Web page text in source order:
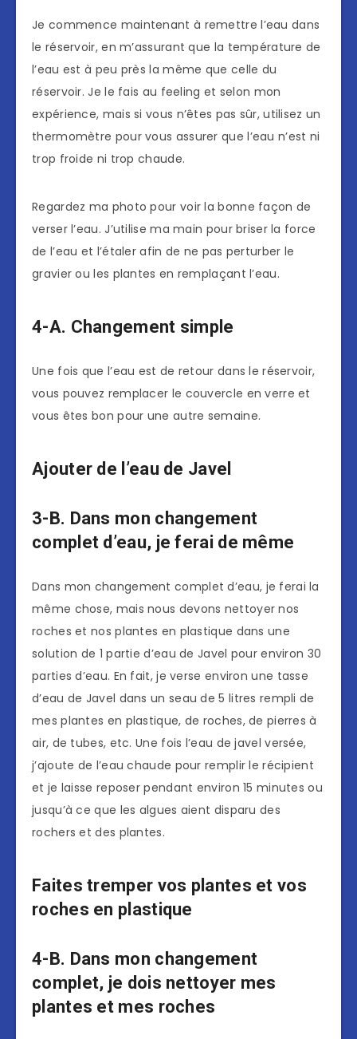
Je commence maintenant à remettre l’eau dans
le réservoir, en m’assurant que la température de
l’eau est à peu près la même que celle du
réservoir. Je le fais au feeling et selon mon
expérience, mais si vous n’êtes pas sûr, utilisez un
thermomètre pour vous assurer que l’eau n’est ni
trop froide ni trop chaude.
Regardez ma photo pour voir la bonne façon de
verser l’eau. J’utilise ma main pour briser la force
de l’eau et l’étaler afin de ne pas perturber le
gravier ou les plantes en remplaçant l’eau.
4-A. Changement simple
Une fois que l’eau est de retour dans le réservoir,
vous pouvez remplacer le couvercle en verre et
vous êtes bon pour une autre semaine.
Ajouter de l’eau de Javel
3-B. Dans mon changement
complet d’eau, je ferai de même
Dans mon changement complet d’eau, je ferai la
même chose, mais nous devons nettoyer nos
roches et nos plantes en plastique dans une
solution de 1 partie d’eau de Javel pour environ 30
parties d’eau. En fait, je verse environ une tasse
d’eau de Javel dans un seau de 5 litres rempli de
mes plantes en plastique, de roches, de pierres à
air, de tubes, etc. Une fois l’eau de javel versée,
j’ajoute de l’eau chaude pour remplir le récipient
et je laisse reposer pendant environ 15 minutes ou
jusqu’à ce que les algues aient disparu des
rochers et des plantes.
Faites tremper vos plantes et vos
roches en plastique
4-B. Dans mon changement
complet, je dois nettoyer mes
plantes et mes roches